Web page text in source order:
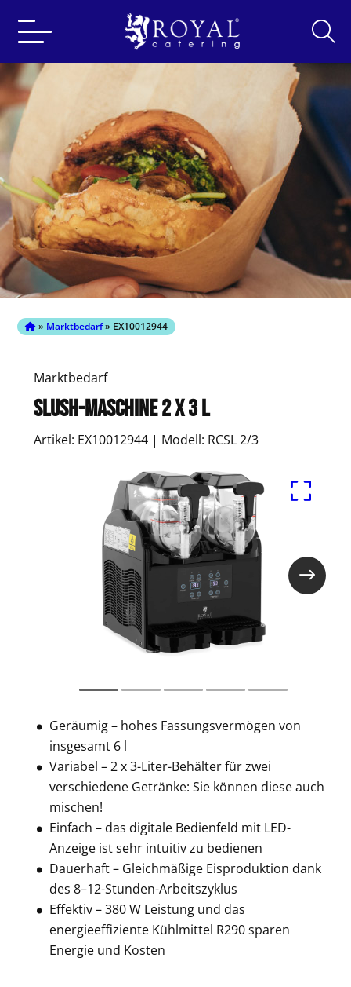
for:
» Marktbedarf» EX10012944
Marktbedarf
Slush-Maschine 2 x 3 L
Artikel: EX10012944 | Modell: RCSL 2/3
Geräumig – hohes Fassungsvermögen von
insgesamt 6 l
Variabel – 2 x 3-Liter-Behälter für zwei
verschiedene Getränke: Sie können diese auch
mischen!
Einfach – das digitale Bedienfeld mit LED-
Anzeige ist sehr intuitiv zu bedienen
Dauerhaft – Gleichmäßige Eisproduktion dank
des 8–12-Stunden-Arbeitszyklus
Effektiv – 380 W Leistung und das
energieeffiziente Kühlmittel R290 sparen
Energie und Kosten